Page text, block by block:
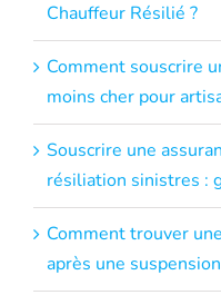
Chauffeur Résilié ?
Comment souscrire
moins cher pour
Souscrire une
résiliation sinistres :
Comment trouver
après une